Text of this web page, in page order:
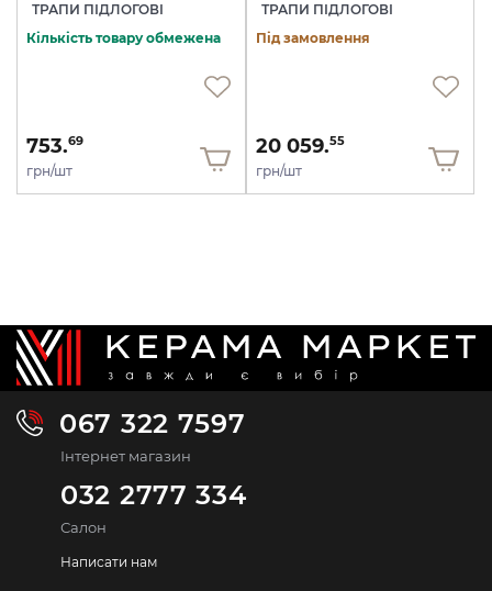
ТРАПИ ПІДЛОГОВІ
Кількість товару обмежена
753.69
грн/шт
ТРАПИ ПІДЛОГОВІ
Під замовлення
20 059.55
грн/шт
067 322 7597
Інтернет магазин
032 2777 334
Салон
Написати нам